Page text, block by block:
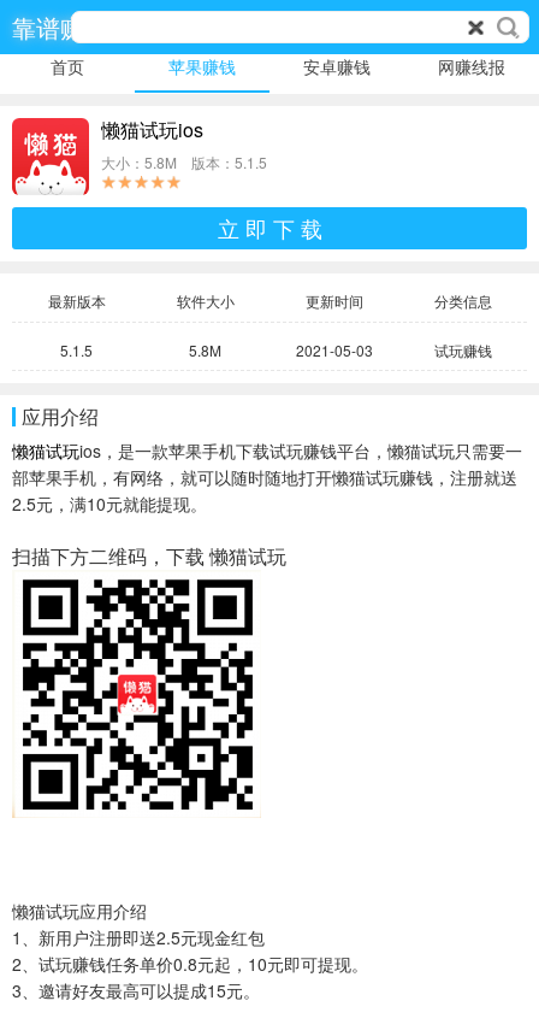
靠谱赚
首页 苹果赚钱 安卓赚钱 网赚线报
懒猫试玩ios
大小：5.8M 版本：5.1.5
立 即 下 载
最新版本 软件大小 更新时间 分类信息
5.1.5 5.8M 2021-05-03 试玩赚钱
应用介绍
懒猫试玩ios，是一款苹果手机下载试玩赚钱平台，懒猫试玩只需要一
部苹果手机，有网络，就可以随时随地打开懒猫试玩赚钱，注册就送
2.5元，满10元就能提现。
扫描下方二维码，下载 懒猫试玩
懒猫试玩应用介绍
1、新用户注册即送2.5元现金红包
2、试玩赚钱任务单价0.8元起，10元即可提现。
3、邀请好友最高可以提成15元。